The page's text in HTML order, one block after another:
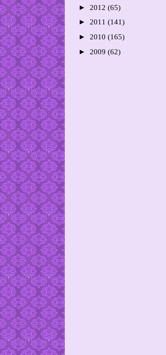
► 2012 (65)
► 2011 (141)
► 2010 (165)
► 2009 (62)